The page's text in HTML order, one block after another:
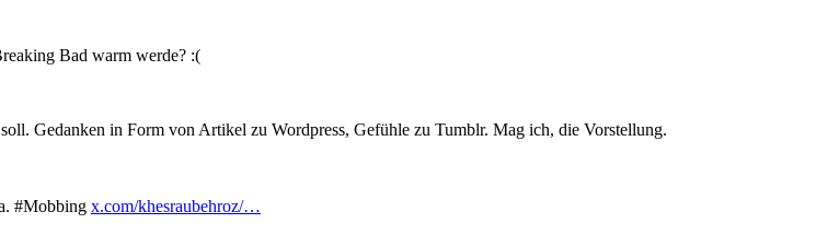
Bad warm werde? :(
Gedanken in Form von Artikel zu Wordpress, Gefühle zu Tumblr. Mag ich, die Vorstellung.
#Mobbing x.com/khesraubehroz/…